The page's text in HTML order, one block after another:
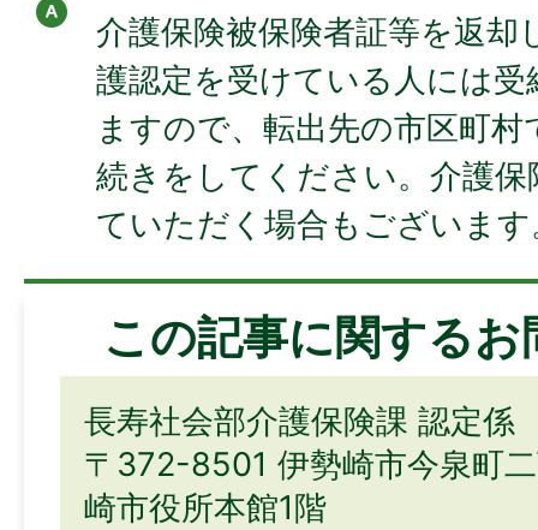
介護保険被保険者証等を返
護認定を受けている人には
ますので、転出先の市区町
続きをしてください。介護
ていただく場合もございます
この記事に関する
長寿社会部介護保険課 認定係
〒372-8501 伊勢崎市今泉町
崎市役所本館1階